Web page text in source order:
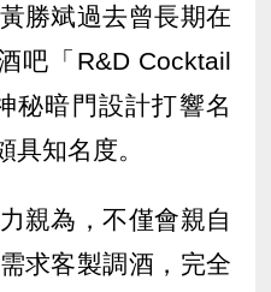
勝斌過去曾長期在
吧「R&D Cocktail
秘暗門設計打響名
知名度。
親為，不僅會親自
求客製調酒，完全